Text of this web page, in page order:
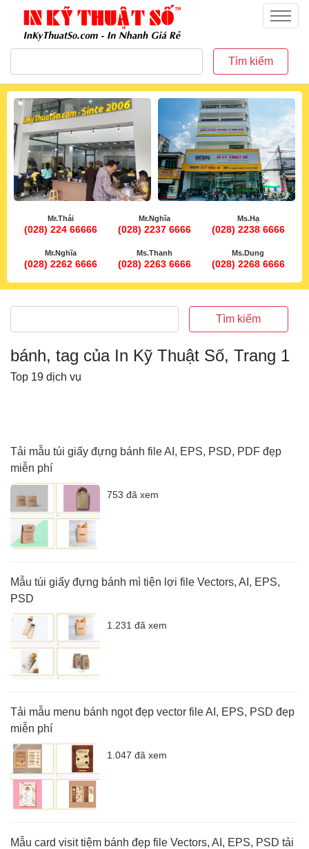
inkythuatso.com
Menu
Tìm kiếm
Mr.Thái
(028) 224 66666
Mr.Nghĩa
(028) 2237 6666
Ms.Hạ
(028) 2238 6666
Mr.Nghĩa
(028) 2262 6666
Ms.Thanh
(028) 2263 6666
Ms.Dung
(028) 2268 6666
Tìm kiếm
bánh, tag của In Kỹ Thuật Số, Trang 1
Top 19 dịch vụ
Tải mẫu túi giấy đựng bánh file AI, EPS, PSD, PDF đẹp
miễn phí
753 đã xem
Mẫu túi giấy đựng bánh mì tiện lợi file Vectors, AI, EPS,
PSD
1.231 đã xem
Tải mẫu menu bánh ngọt đẹp vector file AI, EPS, PSD đẹp
miễn phí
1.047 đã xem
Mẫu card visit tiệm bánh đẹp file Vectors, AI, EPS, PSD tải